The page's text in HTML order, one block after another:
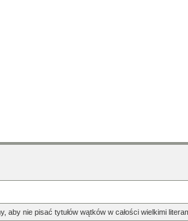
aby nie pisać tytułów wątków w całości wielkimi